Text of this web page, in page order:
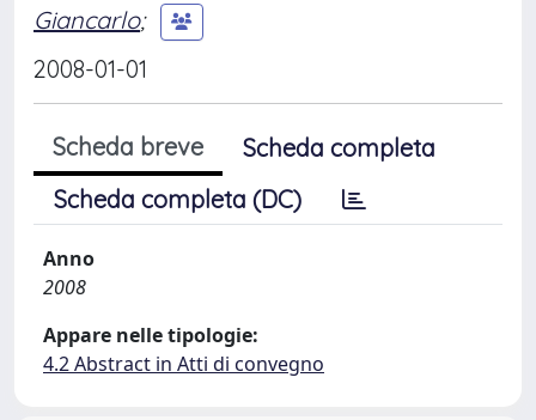
Giancarlo;
2008-01-01
Scheda breve
Scheda completa
Scheda completa (DC)
Anno
2008
Appare nelle tipologie:
4.2 Abstract in Atti di convegno